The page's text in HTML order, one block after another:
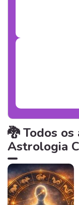
🐉 Todos
Astrologia